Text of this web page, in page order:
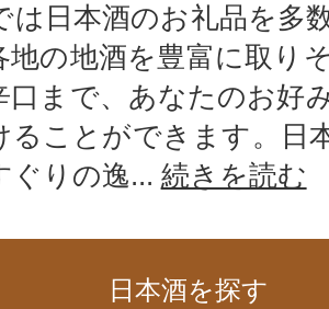
は日本酒のお礼品を多
地の地酒を豊富に取り
口まで、あなたのお好
ることができます。日
ぐりの逸... 続きを読む
日本酒を探す